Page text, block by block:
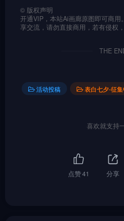
© 版权声明
开通VIP，本站Ai画廊原图即可商
享交流，请勿直接商用，若有侵权
THE
活动投稿 表白七夕-征
喜欢就支持
点赞41 分享